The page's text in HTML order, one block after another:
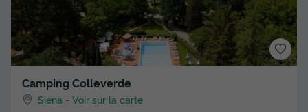
Camping Colleverde
Siena -Voir sur la carte